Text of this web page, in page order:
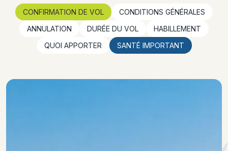
CONFIRMATION DE VOL
CONDITIONS GÉNÉRALES
ANNULATION
DURÉE DU VOL
HABILLEMENT
QUOI APPORTER
SANTÉ IMPORTANT